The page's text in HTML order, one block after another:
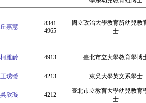
丘嘉慧
8341
4965
國立政治大學教育所幼兒教
士
柯雅齡 4913 臺北市立大學教育學博
王琇瑩 4213 東吳大學英文系學士
吳欣璇 4212
臺北市立教育大學幼兒教育
士